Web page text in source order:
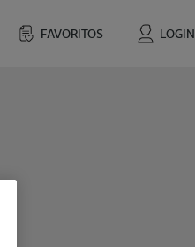
FAVORITOS LOGIN